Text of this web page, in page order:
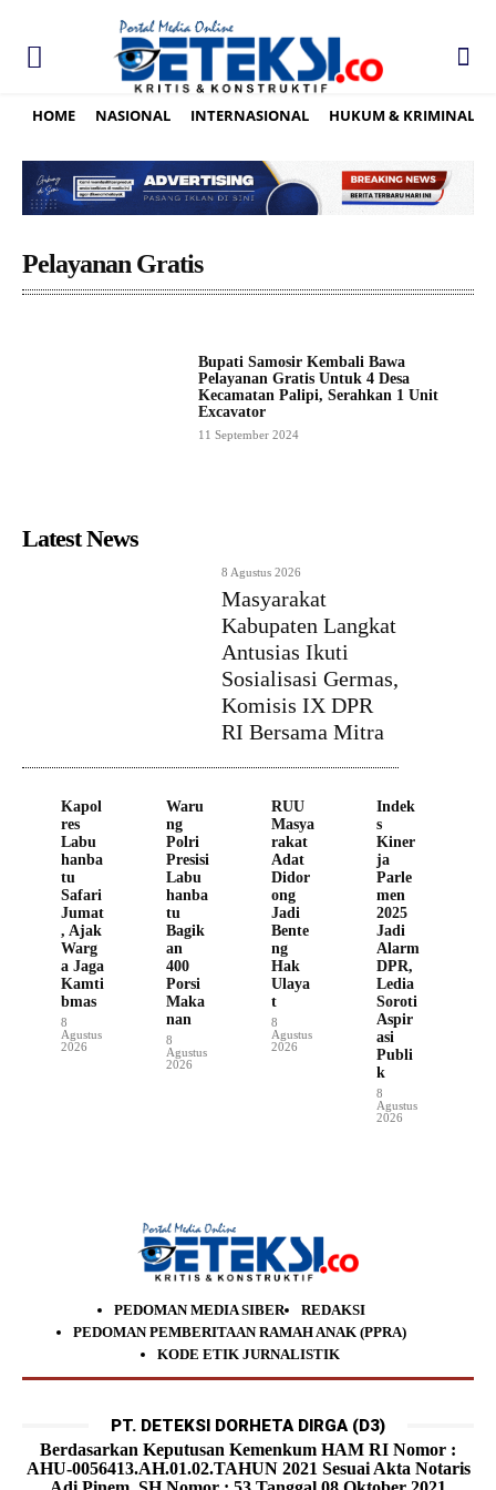
HOME NASIONAL INTERNASIONAL HUKUM & KRIMINAL
Pelayanan Gratis
Bupati Samosir Kembali Bawa
Pelayanan Gratis Untuk 4 Desa
Kecamatan Palipi, Serahkan 1 Unit
Excavator
11 September 2024
Latest News
8 Agustus 2026
Masyarakat
Kabupaten Langkat
Antusias Ikuti
Sosialisasi Germas,
Komisis IX DPR
RI Bersama Mitra
Kapol
res
Labu
hanba
tu
Safari
Jumat
, Ajak
Warg
a Jaga
Kamti
bmas
8
Agustus
2026
Waru
ng
Polri
Presisi
Labu
hanba
tu
Bagik
an
400
Porsi
Maka
nan
8
Agustus
2026
RUU
Masya
rakat
Adat
Didor
ong
Jadi
Bente
ng
Hak
Ulaya
t
8
Agustus
2026
Indek
s
Kiner
ja
Parle
men
2025
Jadi
Alarm
DPR,
Ledia
Soroti
Aspir
asi
Publi
k
8
Agustus
2026
PEDOMAN MEDIA SIBER
REDAKSI
PEDOMAN PEMBERITAAN RAMAH ANAK (PPRA)
KODE ETIK JURNALISTIK
PT. DETEKSI DORHETA DIRGA (D3)
Berdasarkan Keputusan Kemenkum HAM RI Nomor :
AHU-0056413.AH.01.02.TAHUN 2021 Sesuai Akta Notaris